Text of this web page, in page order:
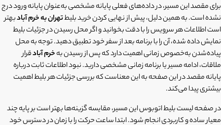
برای مقصد این مسیر، در داده‌های فعلی پایانه مشخصی به‌عنوان پایانه ورود درج
نشده است. به همین دلیل، پیش از نهایی کردن خرید بلیطتهران به خرم آبادبهتر
است اطلاعات هر سرویس را با دقت بخوانید و اگر محل رسیدن در جزئیات بلیط
نمایش داده شده، آن را با برنامه بعد از سفر خود تطبیق دهید. توجه به محل
پیاده‌شدن به‌خصوص زمانی اهمیت دارد که پس از رسیدن بهخرم آبادقرار
ملاقات، ادامه مسیر یا برنامه زمانی مشخصی دارید. نبود اطلاعات ثابت درباره
پایانه مقصد در این صفحه به این معناست که بررسی جزئیات هر بلیط اهمیت
بیشتری پیدا می‌کند.
در صفحه لیست بلیط اتوبوس این مسیر، مقایسه گزینه‌ها بهتر است بر پایه چند
معیار ساده و کاربردی انجام شود. ابتدا ساعت حرکت را با زمان در دسترس خود